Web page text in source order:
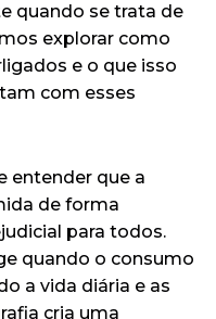
quando se trata de
explorar como
e o que isso
com esses
entender que a
de forma
para todos.
quando o consumo
a vida diária e as
cria uma